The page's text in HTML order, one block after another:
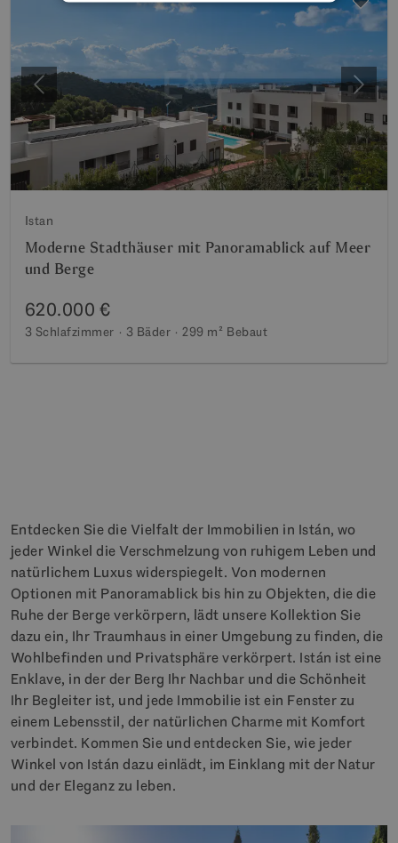
Vorherige
Istan
Moderne Stadthäuser mit Panoramablick auf Meer
und Berge
620.000 €
3 Schlafzimmer 3 Bäder 299 m² Bebaut
Entdecken Sie die Vielfalt der Immobilien in Istán, wo
jeder Winkel die Verschmelzung von ruhigem Leben und
natürlichem Luxus widerspiegelt. Von modernen
Optionen mit Panoramablick bis hin zu Objekten, die die
Ruhe der Berge verkörpern, lädt unsere Kollektion Sie
dazu ein, Ihr Traumhaus in einer Umgebung zu finden, die
Wohlbefinden und Privatsphäre verkörpert. Istán ist eine
Enklave, in der der Berg Ihr Nachbar und die Schönheit
Ihr Begleiter ist, und jede Immobilie ist ein Fenster zu
einem Lebensstil, der natürlichen Charme mit Komfort
verbindet. Kommen Sie und entdecken Sie, wie jeder
Winkel von Istán dazu einlädt, im Einklang mit der Natur
und der Eleganz zu leben.